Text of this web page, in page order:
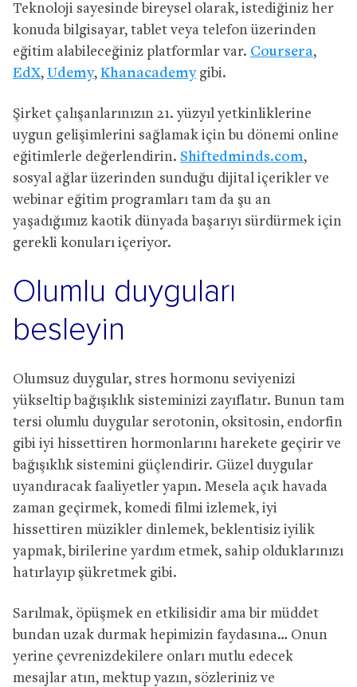
Teknoloji sayesinde bireysel olarak, istediğiniz her
konuda bilgisayar, tablet veya telefon üzerinden
eğitim alabileceğiniz platformlar var. Coursera,
EdX, Udemy, Khanacademygibi.
Şirket çalışanlarınızın 21. yüzyıl yetkinliklerine
uygun gelişimlerini sağlamak için bu dönemi online
eğitimlerle değerlendirin. Shiftedminds.com,
sosyal ağlar üzerinden sunduğu dijital içerikler ve
webinar eğitim programları tam da şu an
yaşadığımız kaotik dünyada başarıyı sürdürmek için
gerekli konuları içeriyor.
Olumlu duyguları
besleyin
Olumsuz duygular, stres hormonu seviyenizi
yükseltip bağışıklık sisteminizi zayıflatır. Bunun tam
tersi olumlu duygular serotonin, oksitosin, endorfin
gibi iyi hissettiren hormonlarını harekete geçirir ve
bağışıklık sistemini güçlendirir. Güzel duygular
uyandıracak faaliyetler yapın. Mesela açık havada
zaman geçirmek, komedi filmi izlemek, iyi
hissettiren müzikler dinlemek, beklentisiz iyilik
yapmak, birilerine yardım etmek, sahip olduklarınızı
hatırlayıp şükretmek gibi.
Sarılmak, öpüşmek en etkilisidir ama bir müddet
bundan uzak durmak hepimizin faydasına… Onun
yerine çevrenizdekilere onları mutlu edecek
mesajlar atın, mektup yazın, sözleriniz ve